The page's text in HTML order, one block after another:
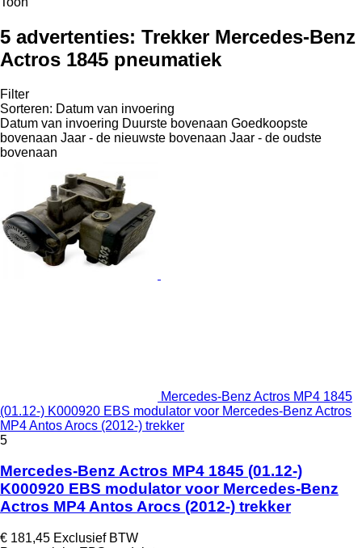
5 advertenties: Trekker Mercedes-Benz
Actros 1845 pneumatiek
Filter
Sorteren: Datum van invoering
Datum van invoering Duurste bovenaan Goedkoopste
bovenaan Jaar - de nieuwste bovenaan Jaar - de oudste
bovenaan
Mercedes-Benz Actros MP4 1845
(01.12-) K000920 EBS modulator voor Mercedes-Benz Actros
MP4 Antos Arocs (2012-) trekker
5
Mercedes-Benz Actros MP4 1845 (01.12-)
K000920 EBS modulator voor Mercedes-Benz
Actros MP4 Antos Arocs (2012-) trekker
€ 181,45 Exclusief BTW